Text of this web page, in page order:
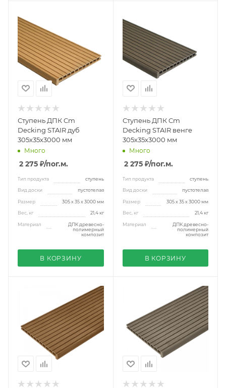
Ступень ДПК Cm
Decking STAIR дуб
305х35х3000 мм
Много
2 275 ₽/пог.м.
Тип продукта ступень
Вид доски пустотелая
Размер 305 х 35 х 3000 мм
Вес, кг 21,4 кг
Материал
ДПК древесно-
полимерный
композит
В КОРЗИНУ
Ступень ДПК Cm
Decking STAIR венге
305х35х3000 мм
Много
2 275 ₽/пог.м.
Тип продукта ступень
Вид доски пустотелая
Размер 305 х 35 х 3000 мм
Вес, кг 21,4 кг
Материал
ДПК древесно-
полимерный
композит
В КОРЗИНУ